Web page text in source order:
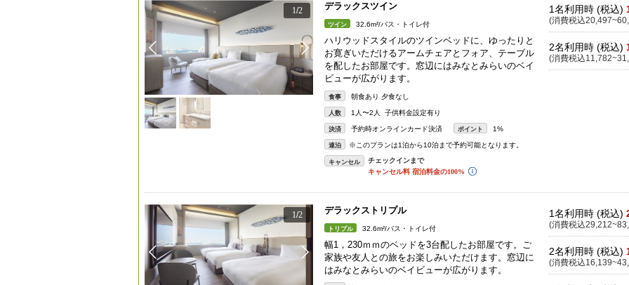
1/2 デラックスツイン
ツイン 32.6m²/バス・トイレ付
ハリウッドスタイルのツインベッドに、ゆったりと
お寛ぎいただけるアームチェアとフォア、テーブル
を配したお部屋です。窓辺にはみなとみらいのベイ
ビューが広がります。
食事 朝食あり 夕食なし
人数 1人〜2人 子供料金設定有り
決済 予約時オンラインカード決済 ポイント 1%
連泊 ※このプランは1泊から10泊まで予約可能となります。
キャンセル
1名利用時 (税込)
(消費税込
2名利用時 (税込)
(消費税込
1/2 デラックストリプル
トリプル 32.6m²/バス・トイレ付
幅1，230ｍｍのベッドを3台配したお部屋です。ご
家族や友人との旅をお楽しみいただけます。窓辺に
はみなとみらいのベイビューが広がります。
1名利用時 (税込)
(消費税込
2名利用時 (税込)
(消費税込